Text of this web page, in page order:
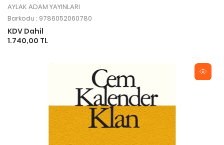
AYLAK ADAM YAYINLARI
Barkodu : 9786052060780
KDV Dahil
1.740,00 TL